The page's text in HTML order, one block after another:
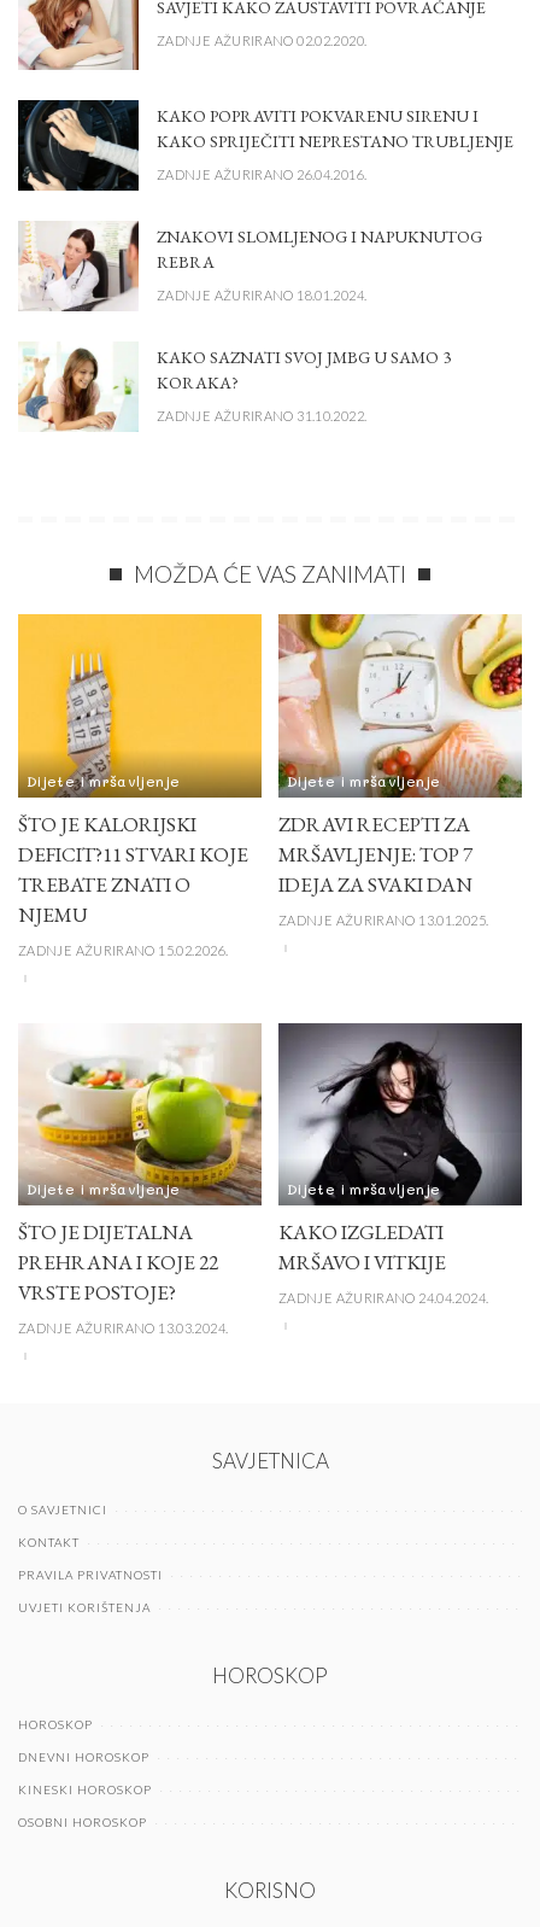
SAVJETI KAKO ZAUSTAVITI POVRAĆANJE
ZADNJE AŽURIRANO 02.02.2020.
KAKO POPRAVITI POKVARENU SIRENU I
KAKO SPRIJEČITI NEPRESTANO TRUBLJENJE
ZADNJE AŽURIRANO 26.04.2016.
ZNAKOVI SLOMLJENOG I NAPUKNUTOG
REBRA
ZADNJE AŽURIRANO 18.01.2024.
KAKO SAZNATI SVOJ JMBG U SAMO 3
KORAKA?
ZADNJE AŽURIRANO 31.10.2022.
MOŽDA ĆE VAS ZANIMATI
Dijete i mršavljenje
ŠTO JE KALORIJSKI
DEFICIT?11 STVARI KOJE
TREBATE ZNATI O
NJEMU
ZADNJE AŽURIRANO 15.02.2026.
Dijete i mršavljenje
ZDRAVI RECEPTI ZA
MRŠAVLJENJE: TOP 7
IDEJA ZA SVAKI DAN
ZADNJE AŽURIRANO 13.01.2025.
Dijete i mršavljenje
ŠTO JE DIJETALNA
PREHRANA I KOJE 22
VRSTE POSTOJE?
ZADNJE AŽURIRANO 13.03.2024.
Dijete i mršavljenje
KAKO IZGLEDATI
MRŠAVO I VITKIJE
ZADNJE AŽURIRANO 24.04.2024.
SAVJETNICA
O SAVJETNICI
KONTAKT
PRAVILA PRIVATNOSTI
UVJETI KORIŠTENJA
HOROSKOP
HOROSKOP
DNEVNI HOROSKOP
KINESKI HOROSKOP
OSOBNI HOROSKOP
KORISNO